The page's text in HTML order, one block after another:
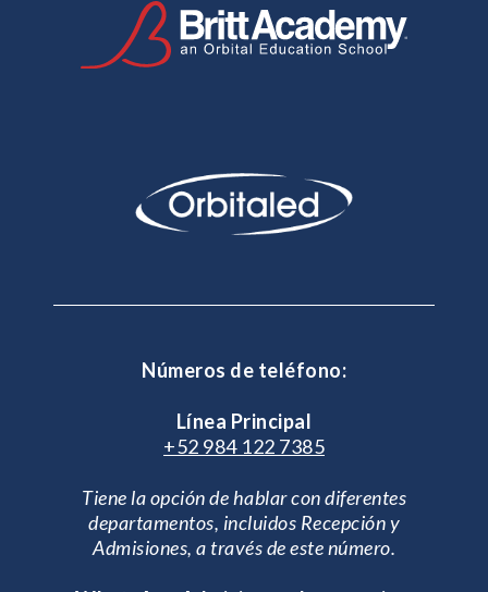
Números de teléfono:
Línea Principal
+52 984 122 7385
Tiene la opción de hablar con diferentes
departamentos, incluidos Recepción y
Admisiones, a través de este número.